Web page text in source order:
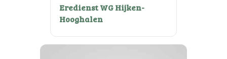
Eredienst WG Hijken-
Hooghalen